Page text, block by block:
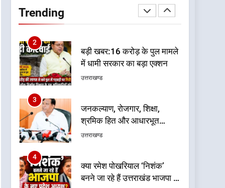
Trending
2026: उत्तराखंड की फिल्म और
संगीत प्रतिभाओं का होगा सम्मान
2
बड़ी खबर:16 करोड़ के पुल मामले
में धामी सरकार का बड़ा एक्शन
उत्तराखण्ड
3
जनकल्याण, रोजगार, शिक्षा,
श्रमिक हित और आधारभूत
विकास को नई गति : धामी
उत्तराखण्ड
4
क्या रमेश पोखरियाल ‘निशंक’
बनने जा रहे हैं उत्तराखंड भाजपा के